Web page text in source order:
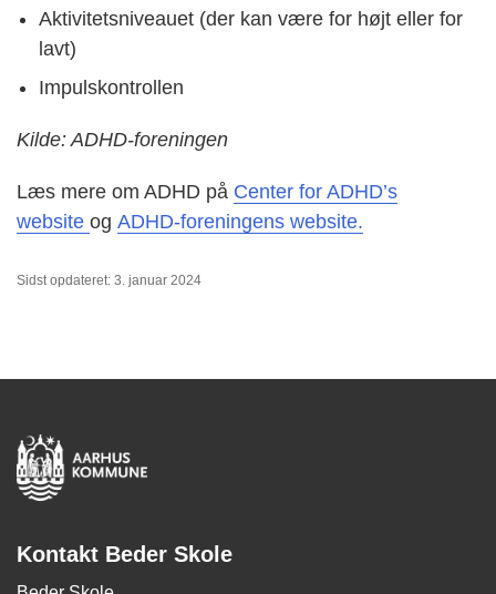
Aktivitetsniveauet (der kan være for højt eller for
lavt)
Impulskontrollen
Kilde: ADHD-foreningen
Læs mere om ADHD på Center for ADHD’s
website og ADHD-foreningens website.
Sidst opdateret: 3. januar 2024
Kontakt Beder Skole